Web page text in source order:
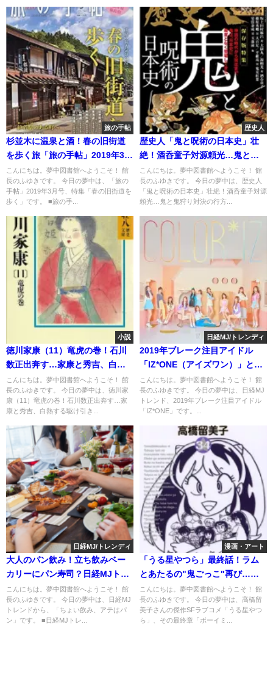
旅の手帖
杉並木に温泉と酒！春の旧街道
を歩く旅「旅の手帖」2019年3月
号
こんにちは。夢中図書館へようこそ！ 館
長のふゆきです。 今日の夢中は、「旅の
手帖」2019年3月号、特集「春の旧街道を
歩く」です。 ■旅の手...
歴史人
歴史人「鬼と呪術の日本史」壮
絶！酒呑童子対源頼光…鬼と鬼
狩り対決の行方は？
こんにちは。夢中図書館へようこそ！ 館
長のふゆきです。 今日の夢中は、歴史人
「鬼と呪術の日本史」壮絶！酒呑童子対源
頼光…鬼と鬼狩り対決の行方...
小説
徳川家康（11）竜虎の巻！石川
数正出奔す…家康と秀吉、白熱
する駆け引きの行方
こんにちは。夢中図書館へようこそ！ 館
長のふゆきです。 今日の夢中は、徳川家
康（11）竜虎の巻！石川数正出奔す…家
康と秀吉、白熱する駆け引き...
日経MJ/トレンディ
2019年ブレーク注目アイドル
「IZ*ONE（アイズワン）」と
は！？
こんにちは。夢中図書館へようこそ！ 館
長のふゆきです。 今日の夢中は、日経MJ
トレンド、2019年ブレーク注目アイドル
「IZ*ONE」です。...
日経MJ/トレンディ
大人のパン飲み！立ち飲みベー
カリーにパン寿司？日経MJトレ
ンド
こんにちは。夢中図書館へようこそ！ 館
長のふゆきです。 今日の夢中は、日経MJ
トレンドから、「ちょい飲み、アテはパ
ン」です。 ■日経MJトレ...
漫画・アート
「うる星やつら」最終話！ラム
とあたるの"鬼ごっこ"再び…恋
の行方は？
こんにちは。夢中図書館へようこそ！ 館
長のふゆきです。 今日の夢中は、高橋留
美子さんの傑作SFラブコメ「うる星やつ
ら」、その最終章「ボーイミ...